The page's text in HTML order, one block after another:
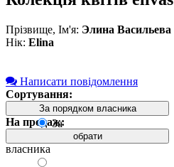
Прізвище, Ім'я: Элина Васильева
Нік: Elina
Написати повідомлення
Сортування:
За порядком власника
За
власника
На продаж:
обрати